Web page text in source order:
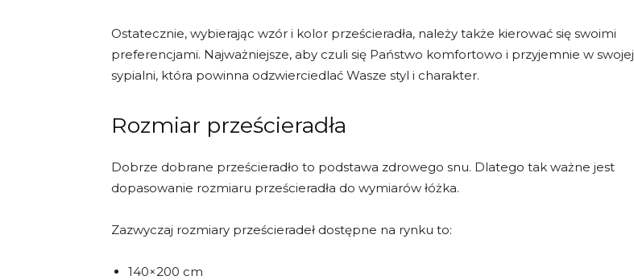
Ostatecznie, wybierając wzór i kolor prześcieradła, należy także kierować się swoimi
preferencjami. Najważniejsze, aby czuli się Państwo komfortowo i przyjemnie w swojej
sypialni, która powinna odzwierciedlać Wasze styl i charakter.
Rozmiar prześcieradła
Dobrze dobrane prześcieradło to podstawa zdrowego snu. Dlatego tak ważne jest
dopasowanie rozmiaru prześcieradła do wymiarów łóżka.
Zazwyczaj rozmiary prześcieradeł dostępne na rynku to:
140×200 cm